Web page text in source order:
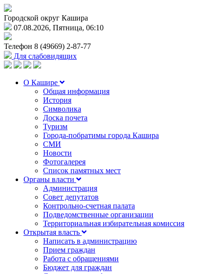
Городской округ Кашира
07.08.2026, Пятница, 06:10
Телефон 8 (49669) 2-87-77
Для слабовидящих
О Кашире
Общая информация
История
Символика
Доска почета
Туризм
Города-побратимы города Кашира
СМИ
Новости
Фотогалерея
Список памятных мест
Органы власти
Администрация
Совет депутатов
Контрольно-счетная палата
Подведомственные организации
Территориальная избирательная комиссия
Открытая власть
Написать в администрацию
Прием граждан
Работа с обращениями
Бюджет для граждан